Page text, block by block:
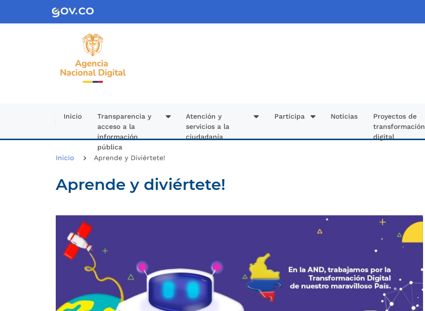
Pasar al contenido principal
Inicio
Transparencia y
acceso a la
información
pública
Atención y
servicios a la
ciudadanía
Participa Noticias
Proyectos de
transformación
digital
Inicio Aprende y Diviértete!
Aprende y diviértete!